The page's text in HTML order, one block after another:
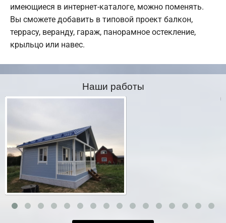
имеющиеся в интернет-каталоге, можно поменять.
Вы сможете добавить в типовой проект балкон,
террасу, веранду, гараж, панорамное остекление,
крыльцо или навес.
Наши работы